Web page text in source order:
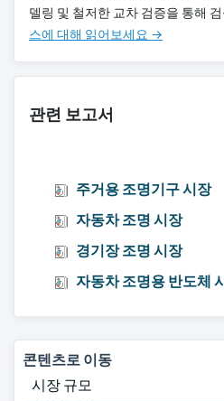
델링 및 철저한 교차 검증을 통해
스에 대해 읽어보세요 →
관련 보고서
주거용 조명기구 시장
자동차 조명 시장
경기장 조명 시장
자동차 조명용 반도체
콘텐츠로 이동
시장 규모